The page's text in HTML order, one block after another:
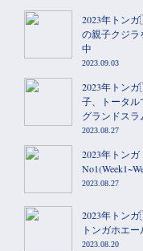
2023年トン
の親子クジラ
中
2023.09.03
2023年トン
子、トータル
グランドスラ
2023.08.27
2023年トン
2023.08.27
2023年トン
トンガホエ
2023.08.20